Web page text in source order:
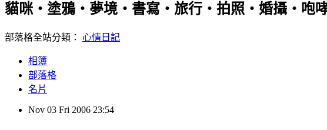
貓咪‧塗鴉‧夢境‧書寫‧旅行‧拍照‧婚攝‧咆
部落格全站分類： 心情日記
相簿
部落格
名片
Nov 03 Fri 2006 23:54